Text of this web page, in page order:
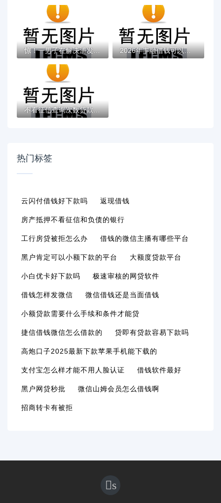
惊！一男子在解决浦发点贷为何不过时竟然发... 2026年丰融借钱可以微信还款有哪些？推荐8个...
不看征信查询次数贷款6有哪些？分享7个逾期...
热门标签
云闪付借钱好下款吗 返现借钱
房产抵押不看征信和负债的银行
工行房贷被拒怎么办 借钱的微信主播有哪些平台
黑户肯定可以小额下款的平台 大额度贷款平台
小白优卡好下款吗 极速审核的网贷软件
借钱怎样发微信 微信借钱还是当面借钱
小额贷款需要什么手续和条件才能贷
捷信借钱微信怎么借款的 贷即有贷款容易下款吗
高炮口子2025最新下款苹果手机能下载的
支付宝怎么样才能不用人脸认证 借钱软件最好
黑户网贷秒批 微信山姆会员怎么借钱啊
招商转卡有被拒
s